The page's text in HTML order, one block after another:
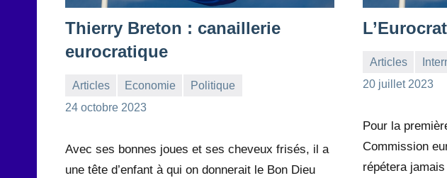
Thierry Breton : canaillerie
eurocratique
Articles Economie
Politique
24 octobre 2023
la
1
Avec ses bonnes joues et ses cheveux frisés, il a
une tête d’enfant à qui on donnerait le Bon Dieu
Articles
20 juillet 2023
la
3
Pour la
Commission
répétera